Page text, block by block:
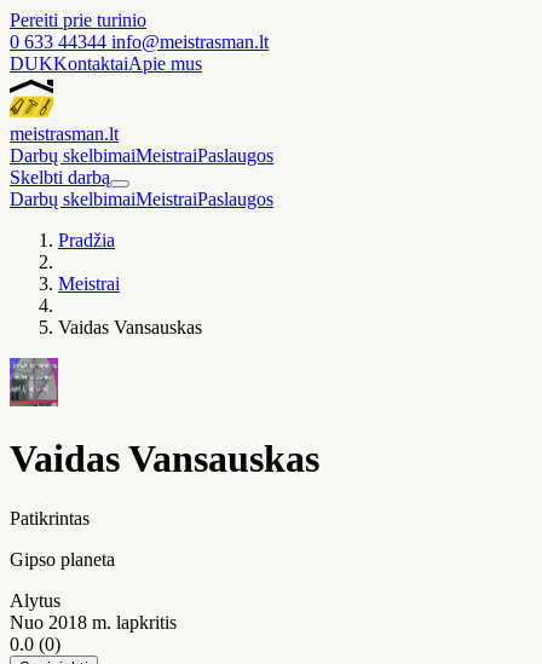
Pereiti prie turinio
0 633 44344 info@meistrasman.lt
DUKKontaktaiApie mus
meistrasman.lt
Darbų skelbimaiMeistraiPaslaugos
Skelbti darbą
Darbų skelbimaiMeistraiPaslaugos
Pradžia
Meistrai
Vaidas Vansauskas
Vaidas Vansauskas
Patikrintas
Gipso planeta
Alytus
Nuo 2018 m. lapkritis
0.0 (0)